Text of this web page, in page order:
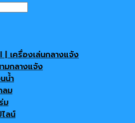
เครื่องเล่นกลางแจ้ง
มกลางแจ้ง
น้ำ
ลม
ม
ลน์